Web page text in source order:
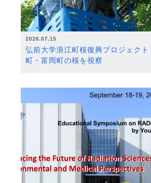
2026.07.15
弘前大学浪江町桜復興プロジェク
町・富岡町の桜を視察